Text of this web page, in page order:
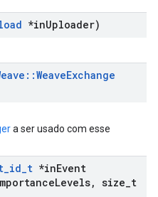
*inUploader)
::WeaveExchange
a ser usado com esse
_id_t *inEvent
Levels, size t